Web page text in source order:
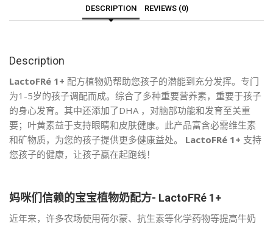
DESCRIPTION REVIEWS (0)
Description
LactoFRé 1+ 配方植物奶帮助您孩子的潜能到充分发挥。专门
为1-5岁的孩子调配而成。综合了多种重要营养素，重要于孩子
的身心发育。其中还添加了DHA ，对脑部功能和发育至关重
要；叶黄素益于支持眼睛和皮肤健康。此产品富含必需维生素
和矿物质，为您的孩子提供更多健康益处。 LactoFRé 1+ 支持
您孩子的健康，让孩子赢在起跑线！
妈咪们信赖的宝宝植物奶配方- LactoFRé 1+
近年来，许多农场使用荷尔蒙、抗生素等化学药物等提高牛奶